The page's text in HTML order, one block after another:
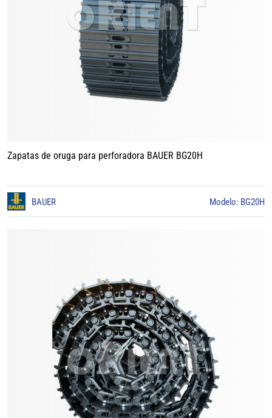
Zapatas de oruga para perforadora BAUER BG20H
BAUER Modelo: BG20H